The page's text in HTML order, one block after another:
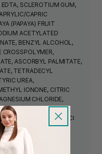
SCLEROTIUM GUM,
CAPRIC
(PAPAYA) FRUIT
ACETYLATED
BENZYL ALCOHOL,
CROSSPOLYMER,
ASCORBYL PALMITATE,
TETRADECYL
UREA,
IONONE, CITRIC
CHLORIDE,
ANNUUS
42090), EXT. VIOLET 2 (CI
на упаковці.